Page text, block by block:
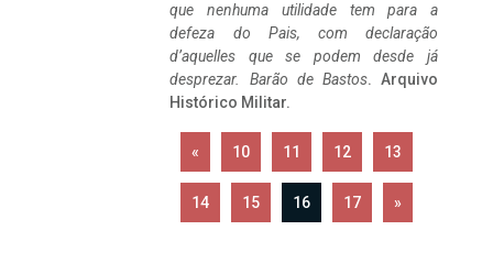
que nenhuma utilidade tem para a
defeza do Pais, com declaração
d’aquelles que se podem desde já
desprezar. Barão de Bastos. Arquivo
Histórico Militar.
« 10 11 12 13
14 15 16 17 »